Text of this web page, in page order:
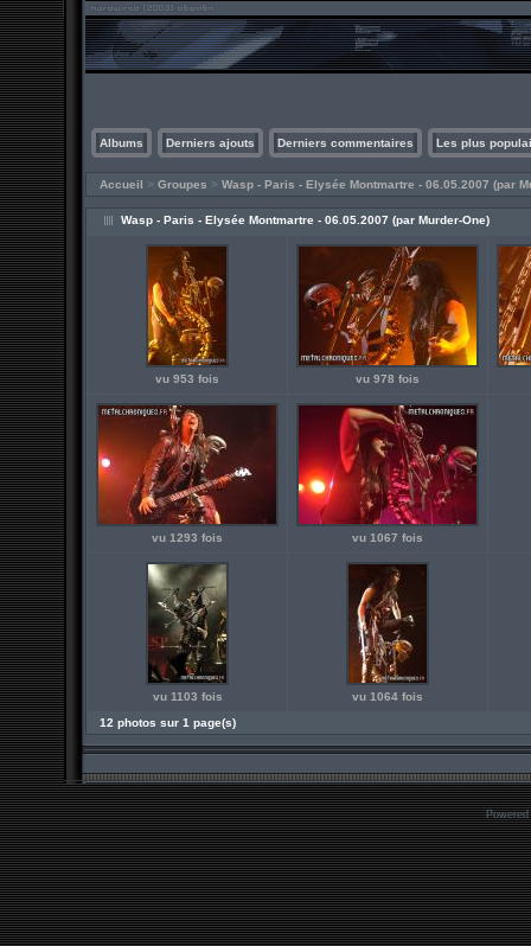
Albums Derniers ajouts Derniers commentaires Les plus
Accueil > Groupes > Wasp - Paris - Elysée Montmartre - 06.05.2007 (par
Wasp - Paris - Elysée Montmartre - 06.05.2007 (par Murder-One)
vu 953 fois vu 978 fois
vu 1293 fois vu 1067 fois
vu 1103 fois
vu 1064 fois
12 photos sur 1 page(s)